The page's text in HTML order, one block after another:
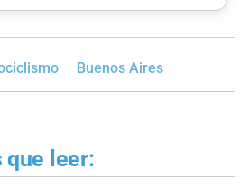
Buenos Aires
que leer: